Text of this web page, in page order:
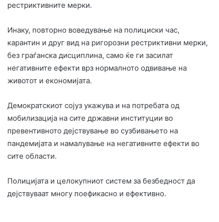
рестриктивните мерки.
Инаку, повторно воведување на полициски час,
карантин и друг вид на ригорозни рестриктивни мерки,
без граѓанска дисциплина, само ќе ги засилат
негативните ефекти врз нормалното одвивање на
животот и економијата.
Демократскиот сојуз укажува и на потребата од
мобилизација на сите државни институции во
превентивното дејствување во сузбивањето на
пандемијата и намалување на негативните ефекти во
сите области.
Полицијата и целокупниот систем за безбедност да
дејствуваат многу поефикасно и ефективно.